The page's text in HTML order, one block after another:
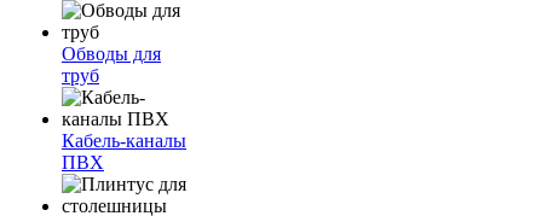
Обводы для
труб
Кабель-каналы
ПВХ